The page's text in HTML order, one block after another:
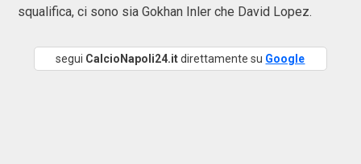
squalifica, ci sono sia Gokhan Inler che David Lopez.
segui CalcioNapoli24.itdirettamente su Google